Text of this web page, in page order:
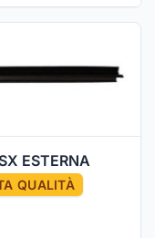
ESTERNA
QUALITÀ